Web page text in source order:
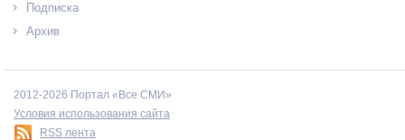
Подписка
Архив
2012-2026 Портал «Все СМИ»
Условия использования сайта
RSS лента